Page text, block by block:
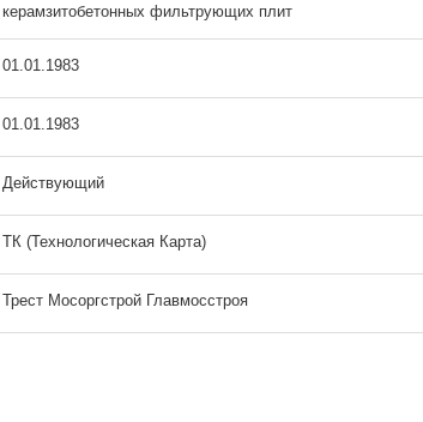
керамзитобетонных фильтрующих плит
01.01.1983
01.01.1983
Действующий
ТК (Технологическая Карта)
Трест Мосоргстрой Главмосстроя